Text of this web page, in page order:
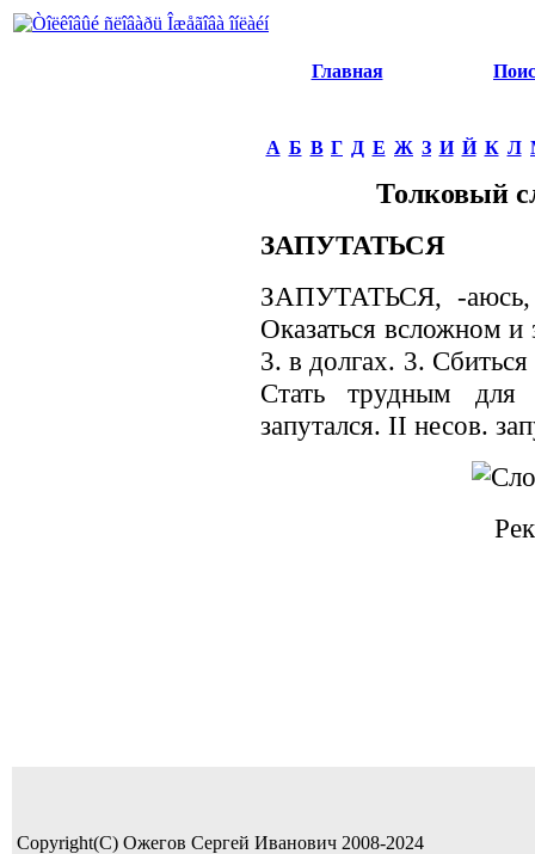
Главная
А Б В Г Д Е Ж З И Й К Л
Толковый
ЗАПУТАТЬСЯ
ЗАПУТАТЬСЯ, -аюсь,
Оказаться всложном и
3. в долгах. 3.
Стать трудным для
запутался. II несов.
Copyright(C) Ожегов Сергей Иванович 2008-2024